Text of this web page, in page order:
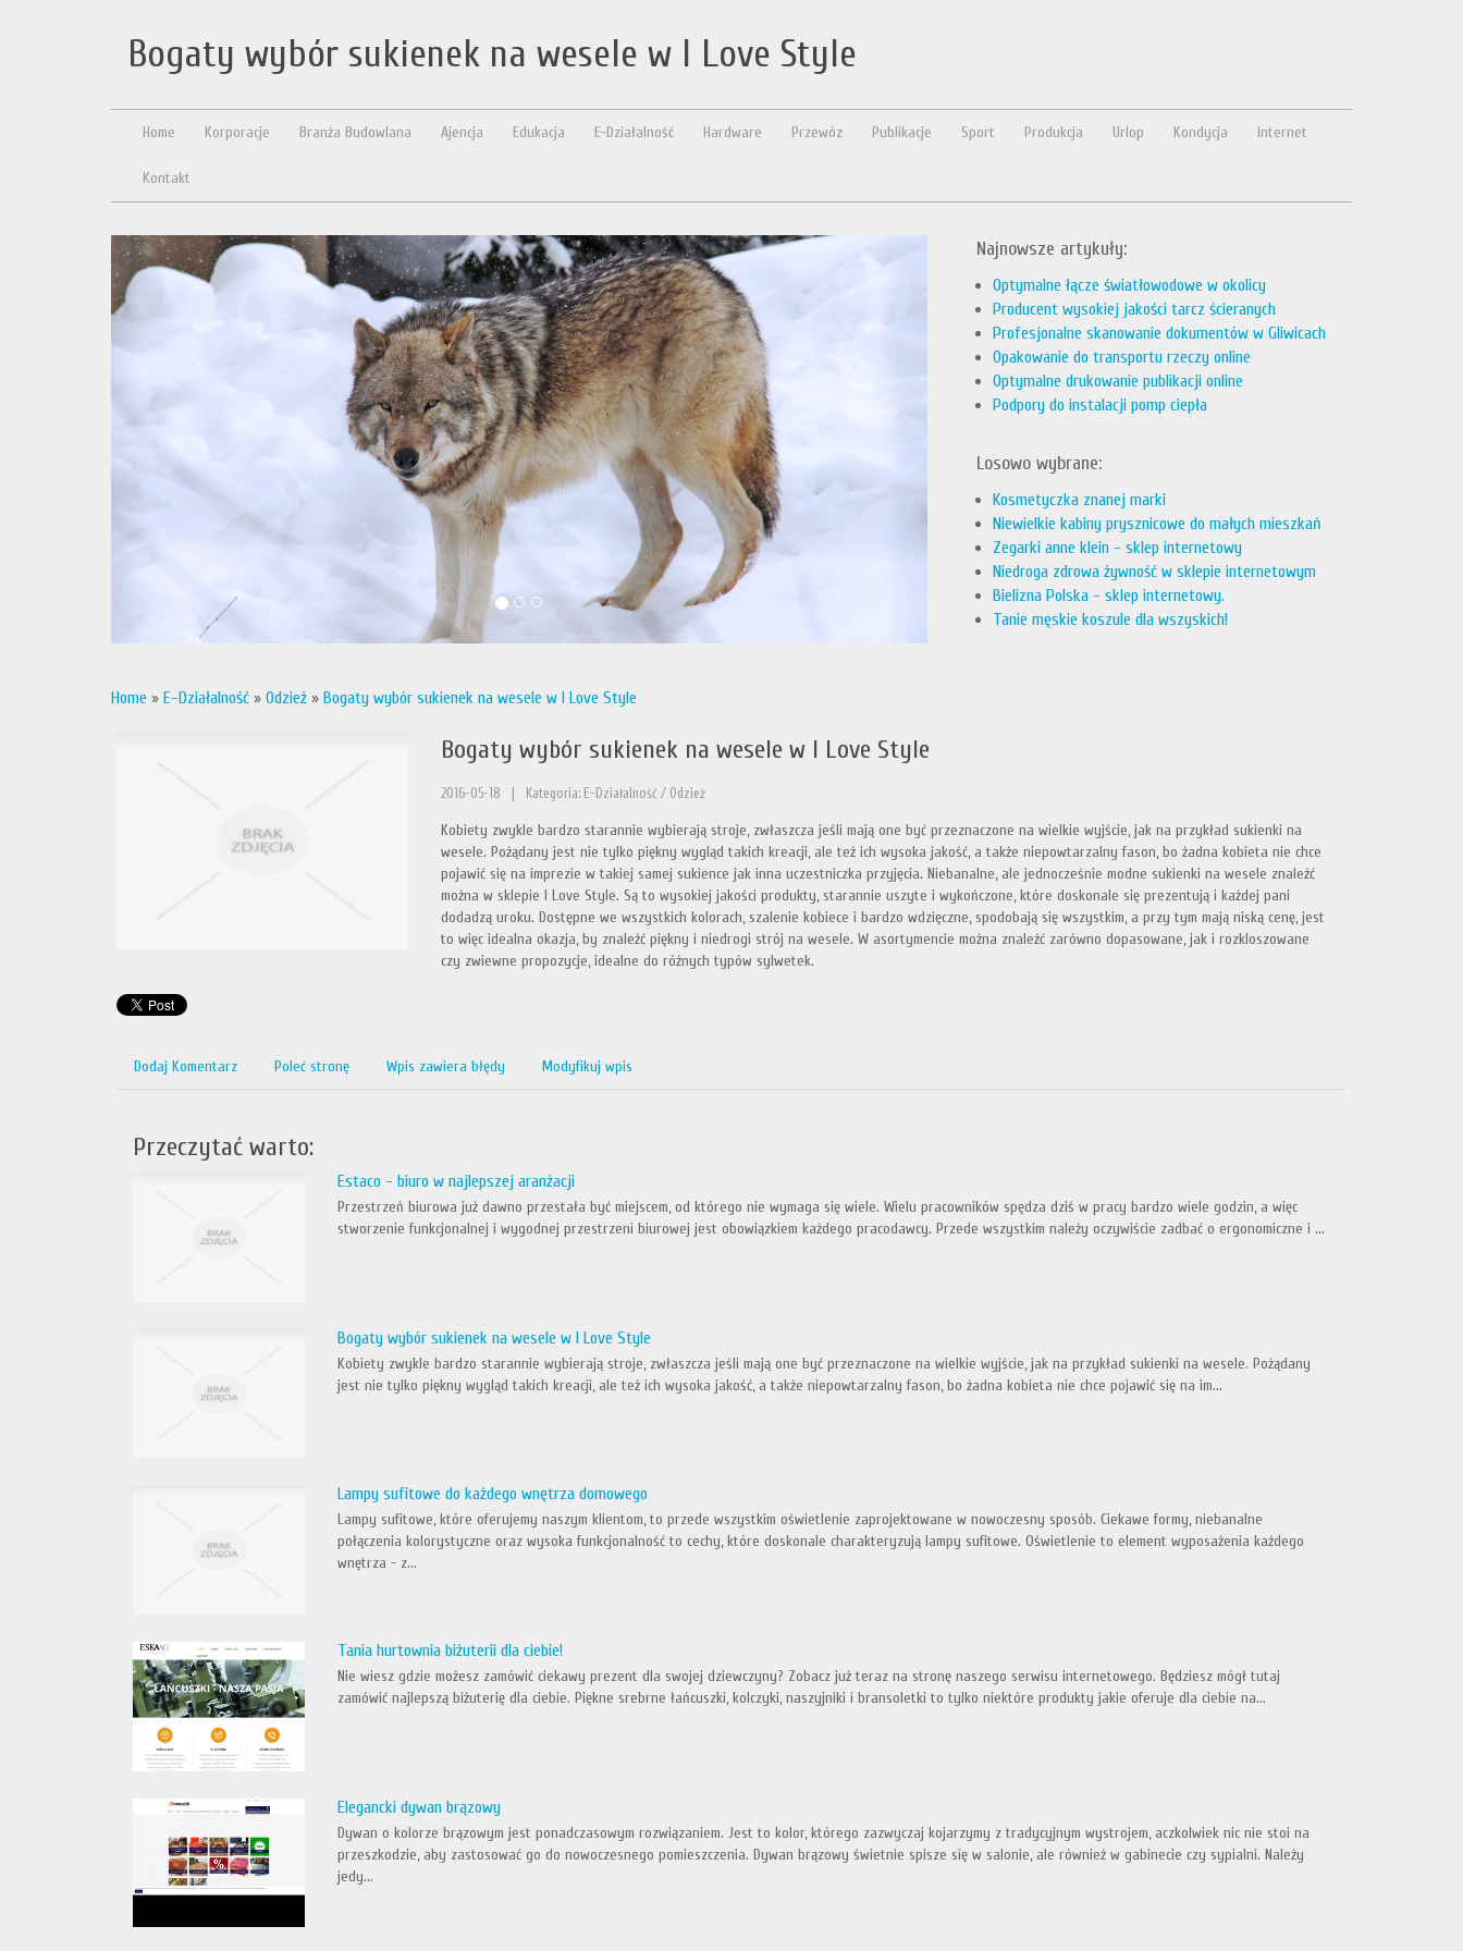
Bogaty wybór sukienek na wesele w I Love Style
Home Korporacje Branża Budowlana Ajencja Edukacja E-Działalność Hardware Przewóz Publikacje Sport Produkcja Urlop Kondycja Internet
Kontakt
Najnowsze artykuły:
Optymalne łącze światłowodowe w okolicy
Producent wysokiej jakości tarcz ścieranych
Profesjonalne skanowanie dokumentów w Gliwicach
Opakowanie do transportu rzeczy online
Optymalne drukowanie publikacji online
Podpory do instalacji pomp ciepła
Losowo wybrane:
Kosmetyczka znanej marki
Niewielkie kabiny prysznicowe do małych mieszkań
Zegarki anne klein - sklep internetowy
Niedroga zdrowa żywność w sklepie internetowym
Bielizna Polska - sklep internetowy.
Tanie męskie koszule dla wszyskich!
Home » E-Działalność » Odzież » Bogaty wybór sukienek na wesele w I Love Style
Bogaty wybór sukienek na wesele w I Love Style
2016-05-18 Kategoria: E-Działalność / Odzież
Kobiety zwykle bardzo starannie wybierają stroje, zwłaszcza jeśli mają one być przeznaczone na wielkie wyjście, jak na przykład sukienki na
wesele. Pożądany jest nie tylko piękny wygląd takich kreacji, ale też ich wysoka jakość, a także niepowtarzalny fason, bo żadna kobieta nie chce
pojawić się na imprezie w takiej samej sukience jak inna uczestniczka przyjęcia. Niebanalne, ale jednocześnie modne sukienki na wesele znaleźć
można w sklepie I Love Style. Są to wysokiej jakości produkty, starannie uszyte i wykończone, które doskonale się prezentują i każdej pani
dodadzą uroku. Dostępne we wszystkich kolorach, szalenie kobiece i bardzo wdzięczne, spodobają się wszystkim, a przy tym mają niską cenę, jest
to więc idealna okazja, by znaleźć piękny i niedrogi strój na wesele. W asortymencie można znaleźć zarówno dopasowane, jak i rozkloszowane
czy zwiewne propozycje, idealne do różnych typów sylwetek.
Dodaj Komentarz Poleć stronę Wpis zawiera błędy Modyfikuj wpis
Przeczytać warto:
Estaco - biuro w najlepszej aranżacji
Przestrzeń biurowa już dawno przestała być miejscem, od którego nie wymaga się wiele. Wielu pracowników spędza dziś w pracy bardzo wiele godzin, a więc
stworzenie funkcjonalnej i wygodnej przestrzeni biurowej jest obowiązkiem każdego pracodawcy. Przede wszystkim należy oczywiście zadbać o ergonomiczne i ...
Bogaty wybór sukienek na wesele w I Love Style
Kobiety zwykle bardzo starannie wybierają stroje, zwłaszcza jeśli mają one być przeznaczone na wielkie wyjście, jak na przykład sukienki na wesele. Pożądany
jest nie tylko piękny wygląd takich kreacji, ale też ich wysoka jakość, a także niepowtarzalny fason, bo żadna kobieta nie chce pojawić się na im...
Lampy sufitowe do każdego wnętrza domowego
Lampy sufitowe, które oferujemy naszym klientom, to przede wszystkim oświetlenie zaprojektowane w nowoczesny sposób. Ciekawe formy, niebanalne
połączenia kolorystyczne oraz wysoka funkcjonalność to cechy, które doskonale charakteryzują lampy sufitowe. Oświetlenie to element wyposażenia każdego
wnętrza - z...
Tania hurtownia biżuterii dla ciebie!
Nie wiesz gdzie możesz zamówić ciekawy prezent dla swojej dziewczyny? Zobacz już teraz na stronę naszego serwisu internetowego. Będziesz mógł tutaj
zamówić najlepszą biżuterię dla ciebie. Piękne srebrne łańcuszki, kolczyki, naszyjniki i bransoletki to tylko niektóre produkty jakie oferuje dla ciebie na...
Elegancki dywan brązowy
Dywan o kolorze brązowym jest ponadczasowym rozwiązaniem. Jest to kolor, którego zazwyczaj kojarzymy z tradycyjnym wystrojem, aczkolwiek nic nie stoi na
przeszkodzie, aby zastosować go do nowoczesnego pomieszczenia. Dywan brązowy świetnie spisze się w salonie, ale również w gabinecie czy sypialni. Należy
jedy...